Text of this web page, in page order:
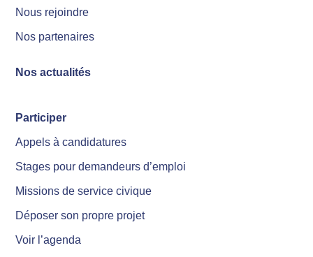
Nous rejoindre
Nos partenaires
Nos actualités
Participer
Appels à candidatures
Stages pour demandeurs d’emploi
Missions de service civique
Déposer son propre projet
Voir l’agenda